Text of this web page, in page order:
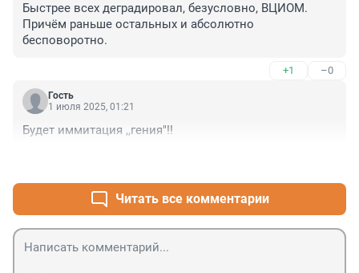
Быстрее всех деградировал, безусловно, ВЦИОМ.
Причём раньше остальных и абсолютно
бесповоротно.
+1 –0
Гость
1 июля 2025, 01:21
Будет иммитация ,,гения"!!
Читать все комментарии